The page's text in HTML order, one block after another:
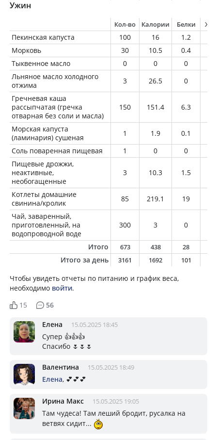
Ужин
Кол-во Калории Белки
Пекинская капуста 100 16 1.2
Морковь
30 10.5 0.4
Тыквенное масло
0 0 0
Льняное масло холодного
отжима
3 26.5 0
Гречневая каша
рассыпчатая (гречка
отварная без соли и масла)
150 151.4 6.3
Морская капуста
(ламинария) сушеная
1 1.9 0.1
Соль поваренная пищевая
1 0 0
Пищевые дрожжи,
неактивные,
необогащенные
3 10.3 1.5
Котлеты домашние
свинина/кролик
85 219.1 19
Чай, заваренный,
приготовленный, на
водопроводной воде
300 3 0
Итого 673 438 28
Итого за день 3161 1692 101
Чтобы увидеть отчеты по питанию и график веса,
необходимо войти.
15
56
Елена 15.05.2025 18:45
Супер 👍👍👍
Спасибо 🌷🌷🌷
Валентина 15.05.2025 18:49
Елена, 💕💕💕
Ирина Макс 15.05.2025 19:05
Там чудеса! Там леший бродит, русалка на
ветвях сидит...